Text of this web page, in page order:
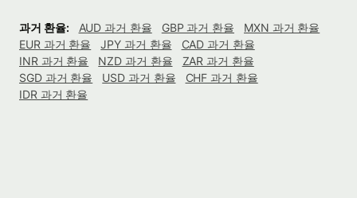
과거 환율: AUD 과거 환율 GBP 과거 환율
MXN 과거 환율
EUR 과거 환율
JPY 과거 환율
CAD 과거 환율
INR 과거 환율
NZD 과거 환율
ZAR 과거 환율
SGD 과거 환율
USD 과거 환율
CHF 과거 환율
IDR 과거 환율